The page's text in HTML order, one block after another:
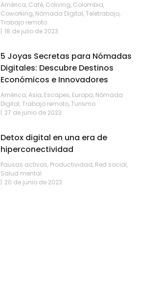
América, Café, Coliving, Colombia,
Coworking, Nómada Digital,Teletrabajo,
Trabajo remoto
18 de julio de 2023
5 Joyas Secretas para Nómadas
Digitales: Descubre Destinos
Económicos e Innovadores
América,Asia, Escapes, Europa, Nómada
Digital,Trabajo remoto,Turismo
27 de junio de 2023
Detox digital en una era de
hiperconectividad
Pausas activas, Productividad, Red social,
Salud mental
20 de junio de 2023